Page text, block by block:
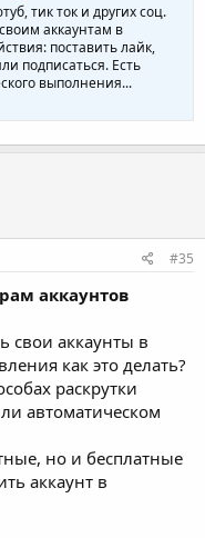
тик ток и других соц.
аккаунтам в
поставить лайк,
подписаться. Есть
выполнения...
#35
аккаунтов
свои аккаунты в
как это делать?
раскрутки
автоматическом
но и бесплатные
аккаунт в